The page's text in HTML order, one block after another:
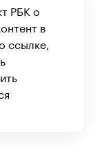
РБК о
в
ссылке,